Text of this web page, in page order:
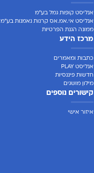
אנליסט קופות גמל בע"מ
אנליסט אי.אמ.אס קרנות נאמנות בע"מ
ממונה הגנת הפרטיות
מרכז הידע
כתבות ומאמרים
אנליסט PLAY
חדשות פיננסיות
מילון מושגים
קישורים נוספים
איזור אישי